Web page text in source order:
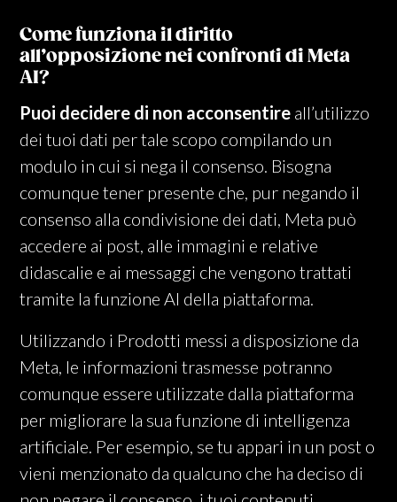
Come funziona il diritto
all’opposizione nei confronti di Meta
AI?
Puoi decidere di non acconsentire all’utilizzo
dei tuoi dati per tale scopo compilando un
modulo in cui si nega il consenso. Bisogna
comunque tener presente che, pur negando il
consenso alla condivisione dei dati, Meta può
accedere ai post, alle immagini e relative
didascalie e ai messaggi che vengono trattati
tramite la funzione AI della piattaforma.
Utilizzando i Prodotti messi a disposizione da
Meta, le informazioni trasmesse potranno
comunque essere utilizzate dalla piattaforma
per migliorare la sua funzione di intelligenza
artificiale. Per esempio, se tu appari in un post o
vieni menzionato da qualcuno che ha deciso di